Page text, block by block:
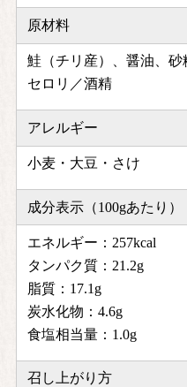
原材料
鮭（チリ産）、醤油、砂
セロリ／酒精
アレルギー
小麦・大豆・さけ
成分表示（100gあたり）
エネルギー：257kcal
タンパク質：21.2g
脂質：17.1g
炭水化物：4.6g
食塩相当量：1.0g
召し上がり方